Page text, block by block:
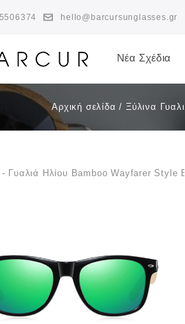
hello@barcursunglasses.gr
Νέα Σχέδια
Αρχική σελίδα / Ξύλινα